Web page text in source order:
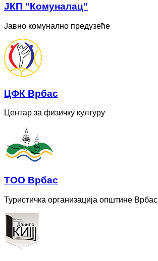
ЈКП "Комуналац"
Јавно комунално предузеће
ЦФК Врбас
Центар за физичку културу
ТОО Врбас
Туристичка организација општине Врбас